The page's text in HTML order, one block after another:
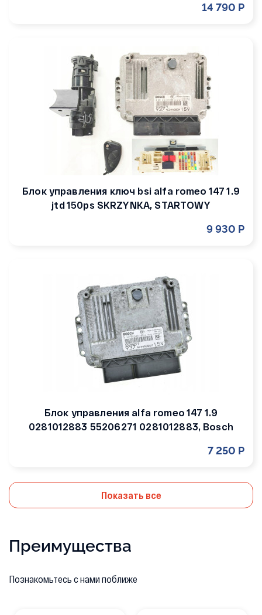
14 790 Р
Блок управления ключ bsi alfa romeo 147 1.9
jtd 150ps SKRZYNKA, STARTOWY
9 930 Р
Блок управления alfa romeo 147 1.9
0281012883 55206271 0281012883, Bosch
7 250 Р
Показать все
Преимущества
Познакомьтесь с нами поближе